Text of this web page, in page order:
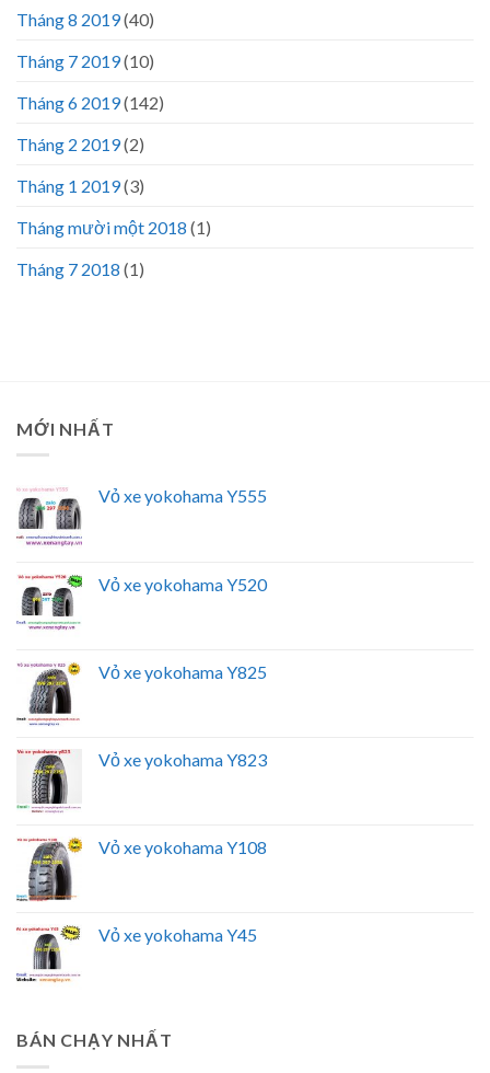
Tháng 8 2019(40)
Tháng 7 2019(10)
Tháng 6 2019(142)
Tháng 2 2019(2)
Tháng 1 2019(3)
Tháng mười một 2018 (1)
Tháng 7 2018 (1)
MỚI NHẤT
Vỏ xe yokohama Y555
Vỏ xe yokohama Y520
Vỏ xe yokohama Y825
Vỏ xe yokohama Y823
Vỏ xe yokohama Y108
Vỏ xe yokohama Y45
BÁN CHẠY NHẤT